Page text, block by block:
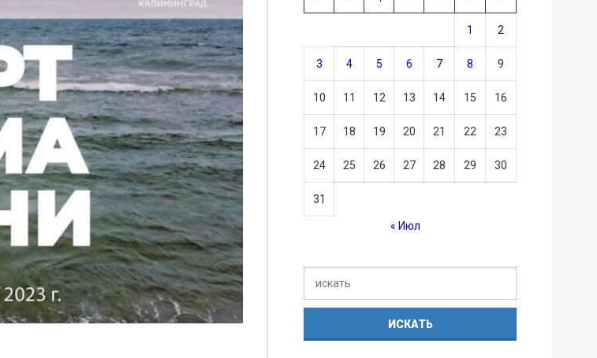
1 2
3 4 5 6 7 8 9
10 11 12 13 14 15 16
17 18 19 20 21 22 23
24 25 26 27 28 29 30
31
« Июл